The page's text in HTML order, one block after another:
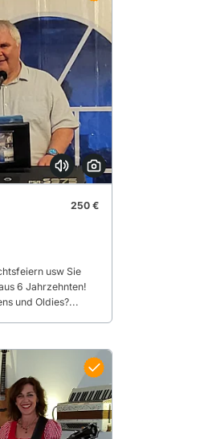
250 €
usw Sie
6 Jahrzehnten!
und Oldies?...